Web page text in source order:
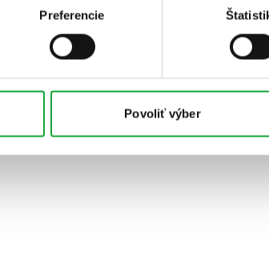
Preferencie
Povoliť výber